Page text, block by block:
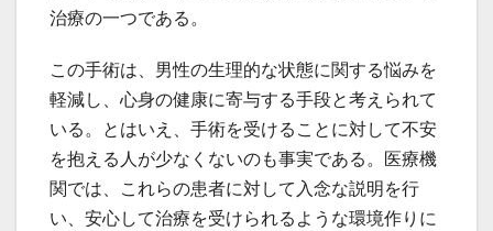
治療の一つである。
この手術は、男性の生理的な状態に関する悩みを
軽減し、心身の健康に寄与する手段と考えられて
いる。とはいえ、手術を受けることに対して不安
を抱える人が少なくないのも事実である。医療機
関では、これらの患者に対して入念な説明を行
い、安心して治療を受けられるような環境作りに